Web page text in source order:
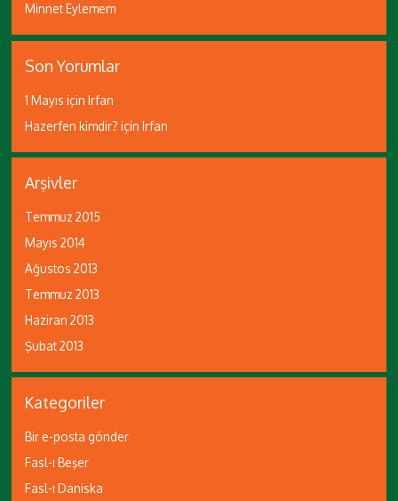
Minnet Eylemem
Son Yorumlar
1 Mayıs içinIrfan
Hazerfen kimdir? içinIrfan
Arşivler
Temmuz 2015
Mayıs 2014
Ağustos 2013
Temmuz 2013
Haziran 2013
Şubat 2013
Kategoriler
Bir e-posta gönder
Fasl-ı Beşer
Fasl-ı Daniska